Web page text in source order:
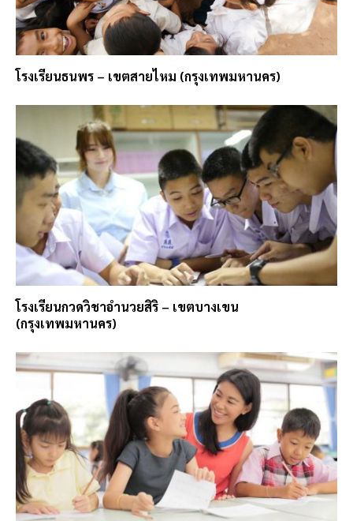
โรงเรียนธนพร – เขตสายไหม (กรุงเทพมหานคร)
โรงเรียนกวดวิชาอำนวยสิริ – เขตบางเขน
(กรุงเทพมหานคร)